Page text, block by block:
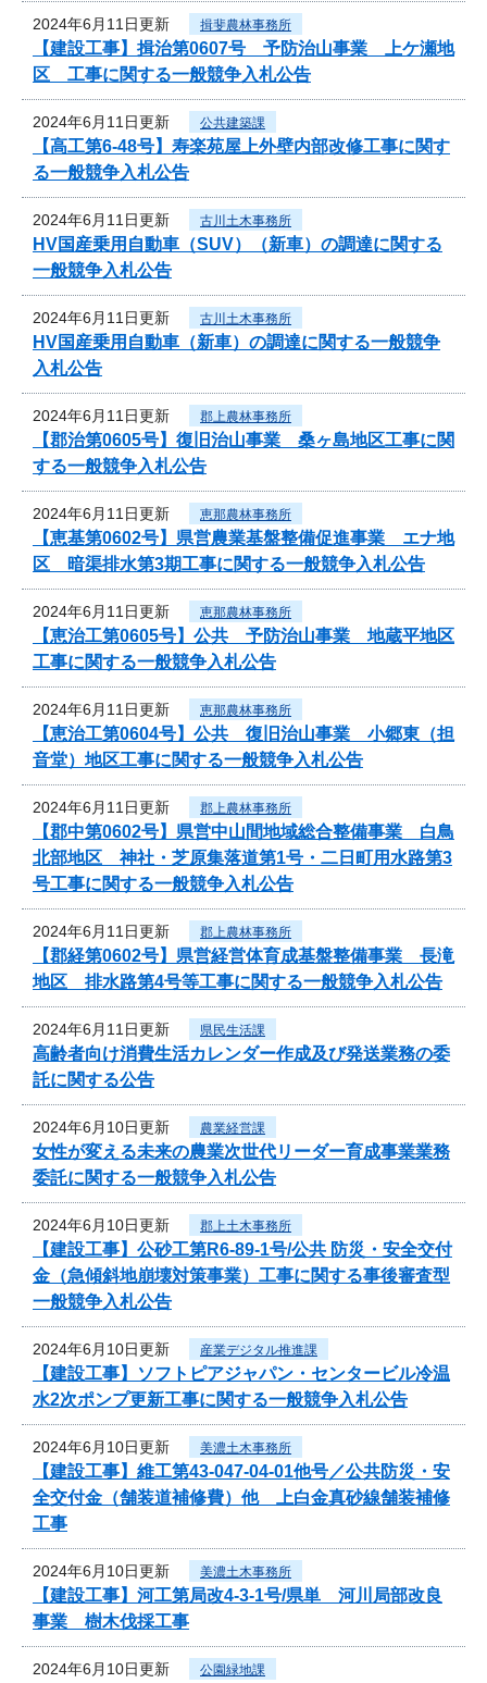
2024年6月11日更新 揖斐農林事務所
【建設工事】揖治第0607号 予防治山事業 上ケ瀬地
区 工事に関する一般競争入札公告
2024年6月11日更新 公共建築課
【高工第6-48号】寿楽苑屋上外壁内部改修工事に関す
る一般競争入札公告
2024年6月11日更新 古川土木事務所
HV国産乗用自動車（SUV）（新車）の調達に関する
一般競争入札公告
2024年6月11日更新 古川土木事務所
HV国産乗用自動車（新車）の調達に関する一般競争
入札公告
2024年6月11日更新 郡上農林事務所
【郡治第0605号】復旧治山事業 桑ヶ島地区工事に関
する一般競争入札公告
2024年6月11日更新 恵那農林事務所
【恵基第0602号】県営農業基盤整備促進事業 エナ地
区 暗渠排水第3期工事に関する一般競争入札公告
2024年6月11日更新 恵那農林事務所
【恵治工第0605号】公共 予防治山事業 地蔵平地区
工事に関する一般競争入札公告
2024年6月11日更新 恵那農林事務所
【恵治工第0604号】公共 復旧治山事業 小郷東（担
音堂）地区工事に関する一般競争入札公告
2024年6月11日更新 郡上農林事務所
【郡中第0602号】県営中山間地域総合整備事業 白鳥
北部地区 神社・芝原集落道第1号・二日町用水路第3
号工事に関する一般競争入札公告
2024年6月11日更新 郡上農林事務所
【郡経第0602号】県営経営体育成基盤整備事業 長滝
地区 排水路第4号等工事に関する一般競争入札公告
2024年6月11日更新 県民生活課
高齢者向け消費生活カレンダー作成及び発送業務の委
託に関する公告
2024年6月10日更新 農業経営課
女性が変える未来の農業次世代リーダー育成事業業務
委託に関する一般競争入札公告
2024年6月10日更新 郡上土木事務所
【建設工事】公砂工第R6-89-1号/公共 防災・安全交付
金（急傾斜地崩壊対策事業）工事に関する事後審査型
一般競争入札公告
2024年6月10日更新 産業デジタル推進課
【建設工事】ソフトピアジャパン・センタービル冷温
水2次ポンプ更新工事に関する一般競争入札公告
2024年6月10日更新 美濃土木事務所
【建設工事】維工第43-047-04-01他号／公共防災・安
全交付金（舗装道補修費）他 上白金真砂線舗装補修
工事
2024年6月10日更新 美濃土木事務所
【建設工事】河工第局改4-3-1号/県単 河川局部改良
事業 樹木伐採工事
2024年6月10日更新 公園緑地課